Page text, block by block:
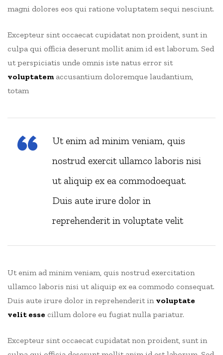
magni dolores eos qui ratione voluptatem sequi nesciunt.
Excepteur sint occaecat cupidatat non proident, sunt in
culpa qui officia deserunt mollit anim id est laborum. Sed
ut perspiciatis unde omnis iste natus error sit
voluptatem accusantium doloremque laudantium,
totam
Ut enim ad minim veniam, quis
nostrud exercit ullamco laboris nisi
ut aliquip ex ea commodoequat.
Duis aute irure dolor in
reprehenderit in voluptate velit
Ut enim ad minim veniam, quis nostrud exercitation
ullamco laboris nisi ut aliquip ex ea commodo consequat.
Duis aute irure dolor in reprehenderit in voluptate
velit esse cillum dolore eu fugiat nulla pariatur.
Excepteur sint occaecat cupidatat non proident, sunt in